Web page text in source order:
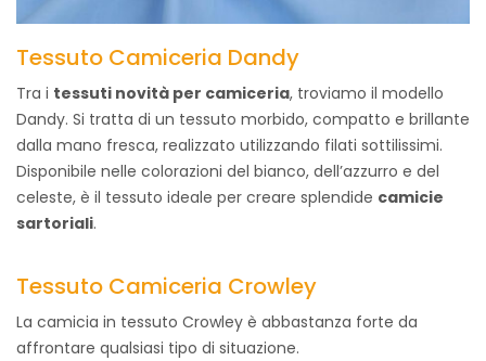
Tessuto Camiceria Dandy
Tra i tessuti novità per camiceria, troviamo il modello
Dandy. Si tratta di un tessuto morbido, compatto e brillante
dalla mano fresca, realizzato utilizzando filati sottilissimi.
Disponibile nelle colorazioni del bianco, dell’azzurro e del
celeste, è il tessuto ideale per creare splendide camicie
sartoriali.
Tessuto Camiceria Crowley
La camicia in tessuto Crowley è abbastanza forte da
affrontare qualsiasi tipo di situazione.